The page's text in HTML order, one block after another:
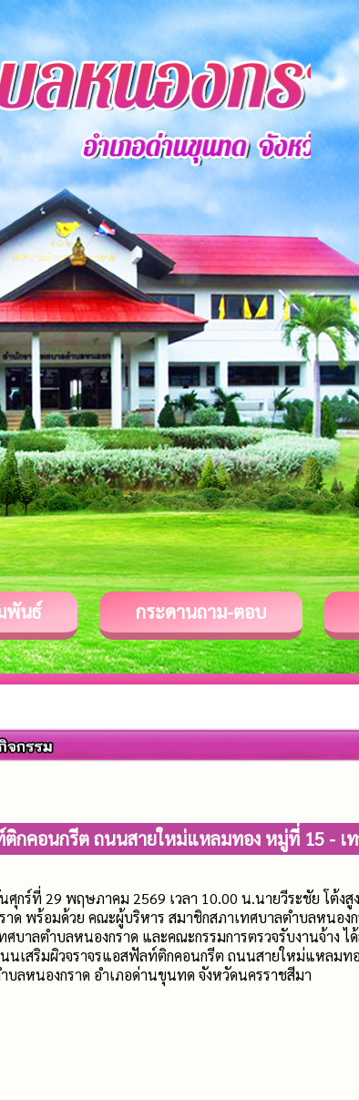
พันธ์ กระดานถาม-ตอบ
กคอนกรีต ถนนสายใหม่แหลมทอง หมู่ที่ 15 - เ
ศุกร์ที่ 29 พฤษภาคม 2569 เวลา 10.00 น.นายวีระชัย โต้ง
าด พร้อมด้วย คณะผู้บริหาร สมาชิกสภาเทศบาลตำบลหนอง
ศบาลตำบลหนองกราด และคณะกรรมการตรวจรับงานจ้าง
นเสริมผิวจราจรแอสฟัลท์ติกคอนกรีต ถนนสายใหม่แหลมท
บลหนองกราด อำเภอด่านขุนทด จังหวัดนครราชสีมา